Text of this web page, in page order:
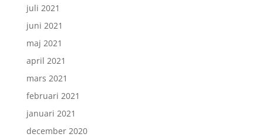
juli 2021
juni 2021
maj 2021
april 2021
mars 2021
februari 2021
januari 2021
december 2020